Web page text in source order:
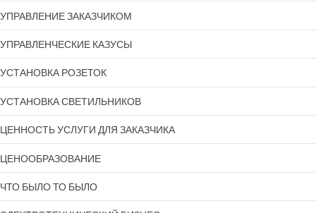
УПРАВЛЕНИЕ ЗАКАЗЧИКОМ
УПРАВЛЕНЧЕСКИЕ КАЗУСЫ
УСТАНОВКА РОЗЕТОК
УСТАНОВКА СВЕТИЛЬНИКОВ
ЦЕННОСТЬ УСЛУГИ ДЛЯ ЗАКАЗЧИКА
ЦЕНООБРАЗОВАНИЕ
ЧТО БЫЛО ТО БЫЛО